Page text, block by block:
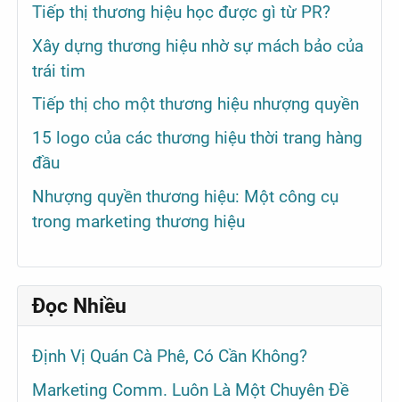
Tiếp thị thương hiệu học được gì từ PR?
Xây dựng thương hiệu nhờ sự mách bảo của
trái tim
Tiếp thị cho một thương hiệu nhượng quyền
15 logo của các thương hiệu thời trang hàng
đầu
Nhượng quyền thương hiệu: Một công cụ
trong marketing thương hiệu
Đọc Nhiều
Định Vị Quán Cà Phê, Có Cần Không?
Marketing Comm. Luôn Là Một Chuyên Đề